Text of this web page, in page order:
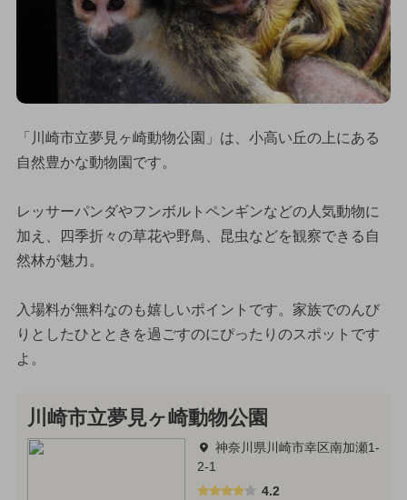
「川崎市立夢見ヶ崎動物公園」は、小高い丘の上にある
自然豊かな動物園です。
レッサーパンダやフンボルトペンギンなどの人気動物に
加え、四季折々の草花や野鳥、昆虫などを観察できる自
然林が魅力。
入場料が無料なのも嬉しいポイントです。家族でのんび
りとしたひとときを過ごすのにぴったりのスポットです
よ。
川崎市立夢見ヶ崎動物公園
神奈川県川崎市幸区南加瀬1-
2-1
4.2